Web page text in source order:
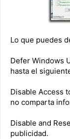
Lo que puedes
Defer Windows
hasta el
Disable Access
no comparta
Disable and
publicidad.